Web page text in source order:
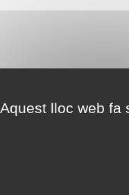
Aquest lloc web fa